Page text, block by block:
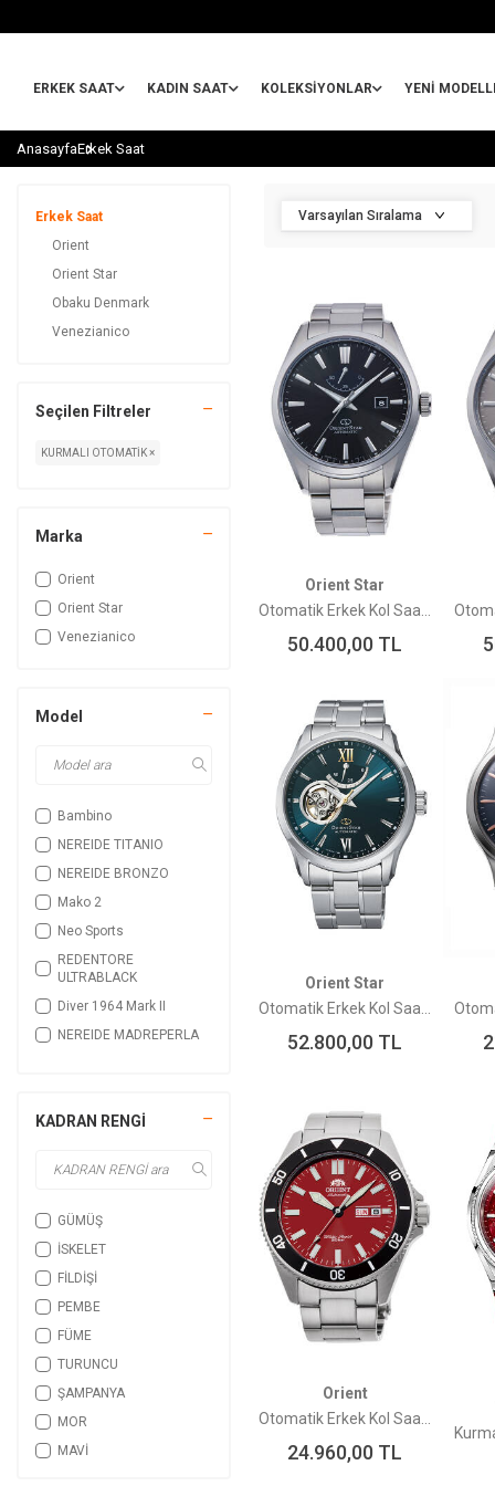
ERKEK SAAT KADIN SAAT KOLEKSIYONLAR YENİ
AnasayfaErkek Saat
Erkek Saat
Orient
Orient Star
Obaku Denmark
Venezianico
Seçilen Filtreler
KURMALI OTOMATİK ×
Marka
Orient
Orient Star
Venezianico
Model
Bambino
NEREIDE TITANIO
NEREIDE BRONZO
Mako 2
Neo Sports
REDENTORE
ULTRABLACK
Diver 1964 Mark II
NEREIDE MADREPERLA
Redentore Arlecchino
NEREIDE TURCHESE
REDENTORE BRONZO
NEREIDE DAMASCO
NEREIDE CORALLO
Modern Skeleton
NEREIDE
NEREIDE MALAKIT
MARCO POLO Limited
Edition
NEREIDE LAPISLAZZULI)
KADRAN RENGİ
GÜMÜŞ
İSKELET
FİLDİŞİ
PEMBE
FÜME
TURUNCU
ŞAMPANYA
MOR
MAVİ
Orient Star
Otomatik Erkek Kol Saati RE-AU0402B00B
50.400,00 TL
Orient Star
52.800,00 TL
Orient
Otomatik Erkek Kol Saati RA-AA0915R19B
24.960,00 TL